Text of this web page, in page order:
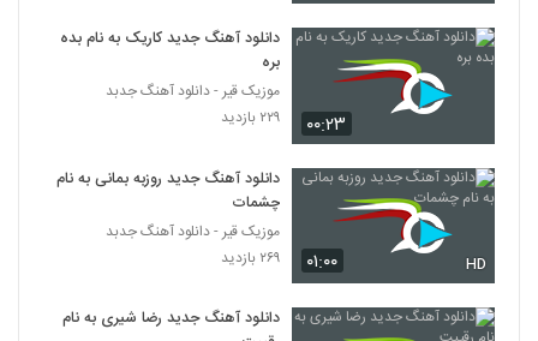
دانلود آهنگ مهدی کیا تویی تو
3672
دانلود آهنگ جدید و زیبای امیر اکو با نام بی ما
۲۷۰ بازدید
3673
مهران عزیزی آهنگ لیلای من
۳۲۳ بازدید
مسلم پورقاسمی آهنگ خدای من
۰۰:۲۳
دانلود آهنگ جدید کاریک به نام بده
بره
موزیک قیر - دانلود آهنگ جدبد
۲۲۹ بازدید
۰۱:۰۰ HD
دانلود آهنگ جدید روزبه بمانی به نام
چشمات
موزیک قیر - دانلود آهنگ جدبد
۲۶۹ بازدید
دانلود آهنگ جدید رضا شیری به نام